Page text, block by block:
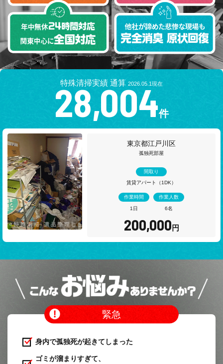
特殊清掃実績 通算 2026.05.1現在
28,004件
東京都大田区
老朽一戸建
作業時間
1日
95,000
緊急
身内で孤独死が起きてしまった
ゴミが溜まりすぎて、